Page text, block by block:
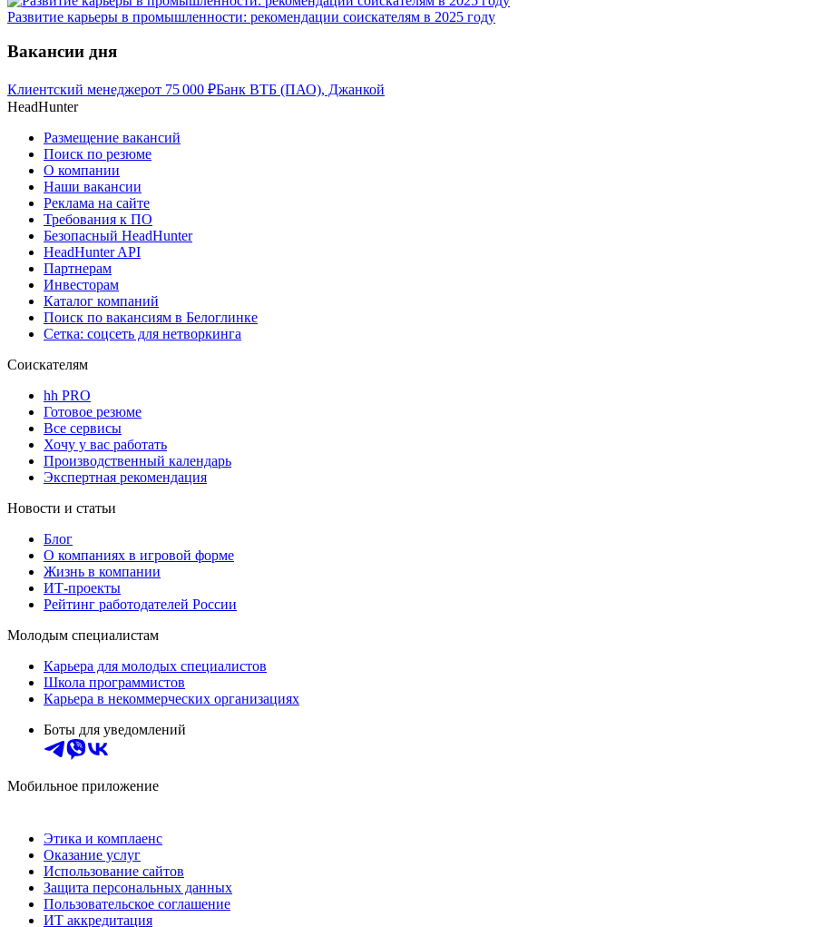
Развитие карьеры в промышленности: рекомендации соискателям в 2025 году
Вакансии дня
Клиентский менеджерот 75 000 ₽Банк ВТБ (ПАО), Джанкой
HeadHunter
Размещение вакансий
Поиск по резюме
О компании
Наши вакансии
Реклама на сайте
Требования к ПО
Безопасный HeadHunter
HeadHunter API
Партнерам
Инвесторам
Каталог компаний
Поиск по вакансиям в Белоглинке
Сетка: соцсеть для нетворкинга
Соискателям
hh PRO
Готовое резюме
Все сервисы
Хочу у вас работать
Производственный календарь
Экспертная рекомендация
Новости и статьи
Блог
О компаниях в игровой форме
Жизнь в компании
ИТ-проекты
Рейтинг работодателей России
Молодым специалистам
Карьера для молодых специалистов
Школа программистов
Карьера в некоммерческих организациях
Боты для уведомлений
Мобильное приложение
Этика и комплаенс
Оказание услуг
Использование сайтов
Защита персональных данных
Пользовательское соглашение
ИТ аккредитация